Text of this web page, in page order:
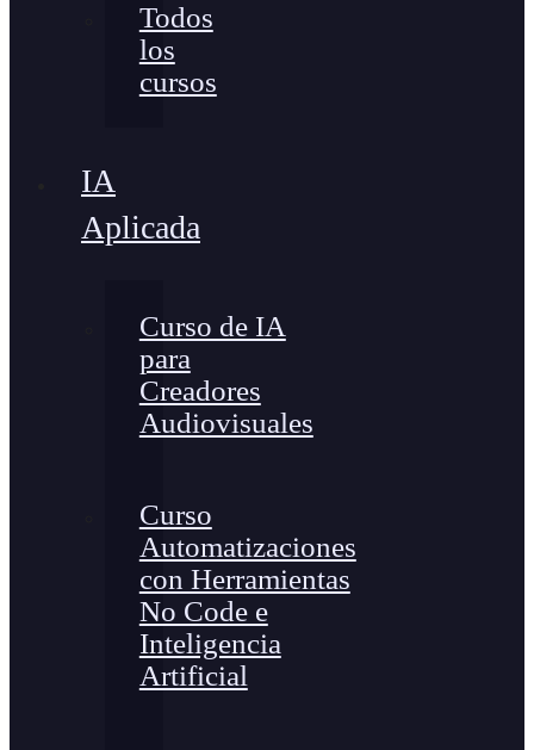
Todos
los
cursos
IA
Aplicada
Curso de IA
para
Creadores
Audiovisuales
Curso
Automatizaciones
con Herramientas
No Code e
Inteligencia
Artificial